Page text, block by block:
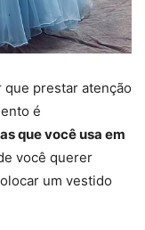
prestar atenção
é
que você usa em
você querer
um vestido